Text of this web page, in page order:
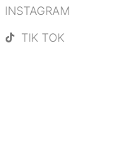
INSTAGRAM
TIK TOK